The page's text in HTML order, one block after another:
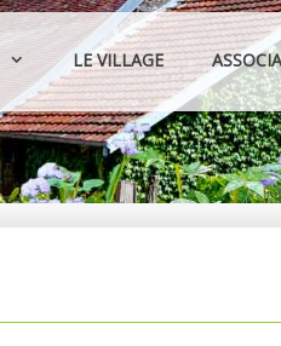
LE VILLAGE